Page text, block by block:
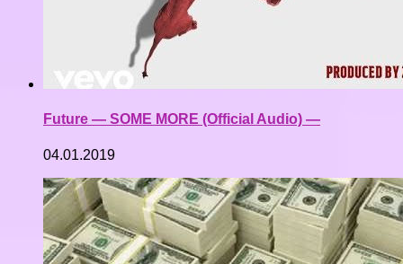
Future — SOME MORE (Official Audio) —
04.01.2019